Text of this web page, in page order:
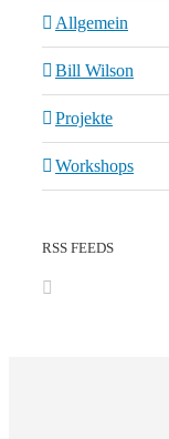
Allgemein
Bill Wilson
Projekte
Workshops
RSS FEEDS